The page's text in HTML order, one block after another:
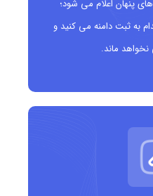
پنهان اعلام می شود؛
به ثبت دامنه می کنید و
ماند.